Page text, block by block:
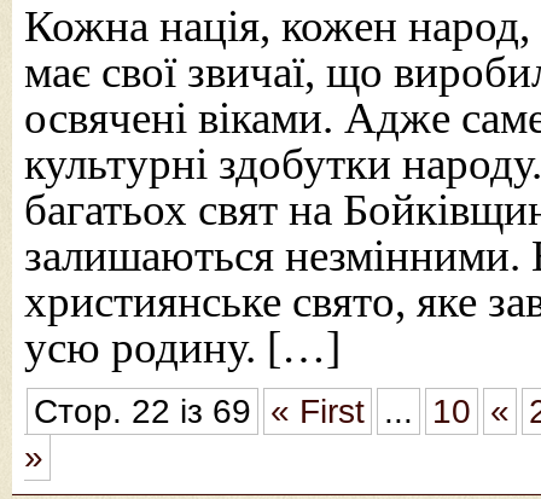
Кожна нація, кожен народ,
має свої звичаї, що
освячені віками. Адже
культурні здобутки
багатьох свят на
залишаються незмінними.
християнське свято, яке
усю родину. […]
Стор. 22 із 69 « First ... 10 «
»